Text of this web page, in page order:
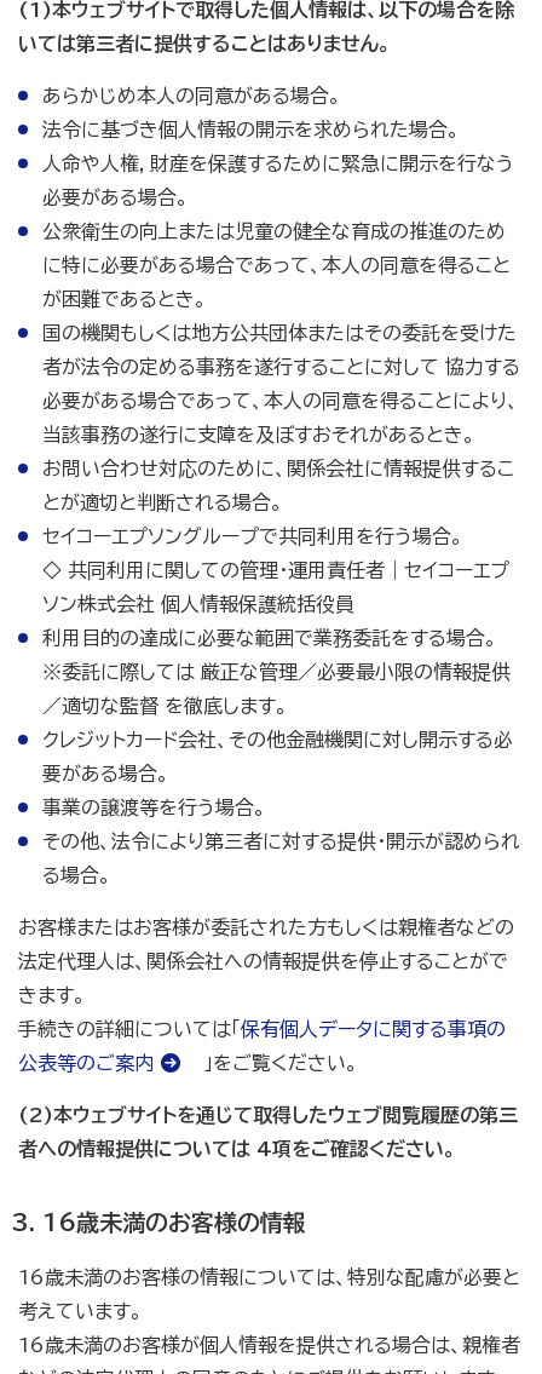
(1)本ウェブサイトで取得した個人情報は、以下の場合を除
いては第三者に提供することはありません。
あらかじめ本人の同意がある場合。
法令に基づき個人情報の開示を求められた場合。
人命や人権，財産を保護するために緊急に開示を行なう
必要がある場合。
公衆衛生の向上または児童の健全な育成の推進のため
に特に必要がある場合であって、本人の同意を得ること
が困難であるとき。
国の機関もしくは地方公共団体またはその委託を受けた
者が法令の定める事務を遂行することに対して 協力する
必要がある場合であって、本人の同意を得ることにより、
当該事務の遂行に支障を及ぼすおそれがあるとき。
お問い合わせ対応のために、関係会社に情報提供するこ
とが適切と判断される場合。
セイコーエプソングループで共同利用を行う場合。
◇ 共同利用に関しての管理・運用責任者｜セイコーエプ
ソン株式会社 個人情報保護統括役員
利用目的の達成に必要な範囲で業務委託をする場合。
※委託に際しては 厳正な管理／必要最小限の情報提供
／適切な監督 を徹底します。
クレジットカード会社、その他金融機関に対し開示する必
要がある場合。
事業の譲渡等を行う場合。
その他、法令により第三者に対する提供・開示が認められ
る場合。
お客様またはお客様が委託された方もしくは親権者などの
法定代理人は、関係会社への情報提供を停止することがで
きます。
手続きの詳細については「 保有個人データに関する事項の
公表等のご案内
」をご覧ください。
(2)本ウェブサイトを通じて取得したウェブ閲覧履歴の第三
者への情報提供については 4項をご確認ください。
16歳未満のお客様の情報
16歳未満のお客様の情報については、特別な配慮が必要と
考えています。
16歳未満のお客様が個人情報を提供される場合は、親権者